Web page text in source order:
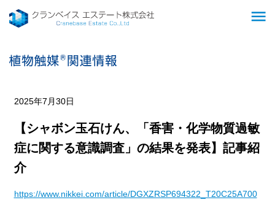
menu
2025年7月30日
【シャボン玉石けん、「香害・化学物質過敏
症に関する意識調査」の結果を発表】記事紹
介
https://www.nikkei.com/article/DGXZRSP694322_T20C25A700